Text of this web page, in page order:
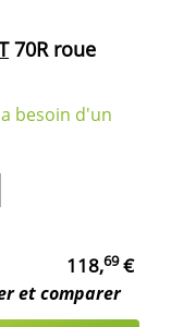
70R roue
besoin d'un
118,69€
et comparer